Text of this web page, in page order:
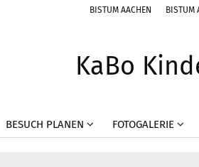
BISTUM AACHEN BISTUM
KaBo
BESUCH PLANEN FOTOGALERIE